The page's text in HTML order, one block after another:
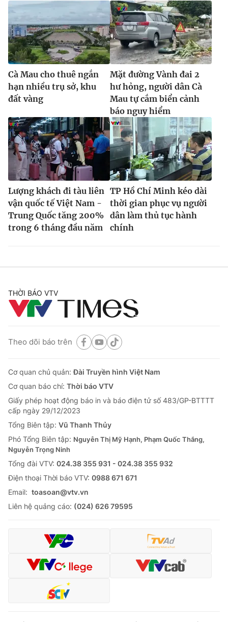
Cà Mau cho thuê ngắn
hạn nhiều trụ sở, khu
đất vàng
Mặt đường Vành đai 2
hư hỏng, người dân Cà
Mau tự cắm biển cảnh
báo nguy hiểm
Lượng khách đi tàu liên
vận quốc tế Việt Nam -
Trung Quốc tăng 200%
trong 6 tháng đầu năm
TP Hồ Chí Minh kéo dài
thời gian phục vụ người
dân làm thủ tục hành
chính
THỜI BÁO VTV
Theo dõi báo trên
Cơ quan chủ quản:Đài Truyền hình Việt Nam
Cơ quan báo chí: Thời báo VTV
Giấy phép hoạt động báo in và báo điện tử số 483/GP-BTTTT
cấp ngày 29/12/2023
Tổng Biên tập: Vũ Thanh Thủy
Phó Tổng Biên tập: Nguyễn Thị Mỹ Hạnh, Phạm Quốc Thắng,
Nguyễn Trọng Ninh
Tổng đài VTV: 024.38 355 931 - 024.38 355 932
Ðiện thoại Thời báo VTV: 0988 671 671
Email: toasoan@vtv.vn
Liên hệ quảng cáo: (024) 626 79595